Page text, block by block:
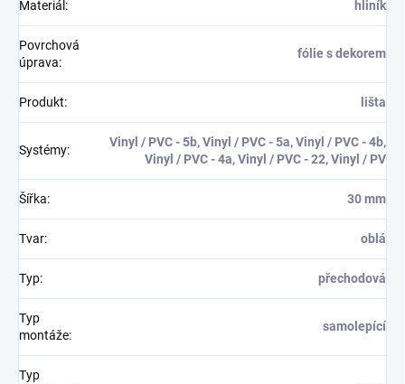
Materiál : hliník
Povrchová
úprava:
fólie s dekorem
Produkt: lišta
Systémy:
Vinyl / PVC - 5b, Vinyl / PVC - 5a, Vinyl / PVC - 4b,
Vinyl / PVC - 4a, Vinyl / PVC - 22, Vinyl / PV
Šířka: 30 mm
Tvar: oblá
Typ: přechodová
Typ
montáže:
samolepící
Typ